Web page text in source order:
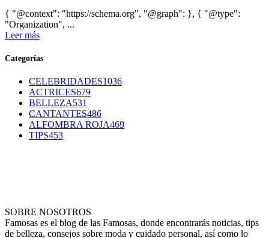
{ "@context": "https://schema.org", "@graph": }, { "@type":
"Organization", ...
Leer más
Categorías
CELEBRIDADES1036
ACTRICES679
BELLEZA531
CANTANTES486
ALFOMBRA ROJA469
TIPS453
SOBRE NOSOTROS
Famosas es el blog de las Famosas, donde encontrarás noticias, tips
de belleza, consejos sobre moda y cuidado personal, así como lo